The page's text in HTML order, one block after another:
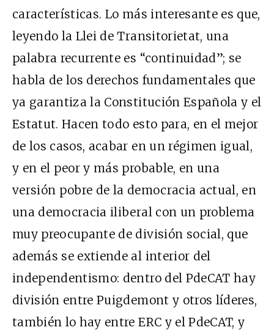
características. Lo más interesante es que,
leyendo la Llei de Transitorietat, una
palabra recurrente es “continuidad”; se
habla de los derechos fundamentales que
ya garantiza la Constitución Española y el
Estatut. Hacen todo esto para, en el mejor
de los casos, acabar en un régimen igual,
y en el peor y más probable, en una
versión pobre de la democracia actual, en
una democracia iliberal con un problema
muy preocupante de división social, que
además se extiende al interior del
independentismo: dentro del PdeCAT hay
división entre Puigdemont y otros líderes,
también lo hay entre ERC y el PdeCAT, y